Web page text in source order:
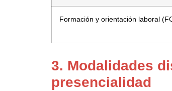
Formación y orientación laboral
3. Modalidades
presencialidad